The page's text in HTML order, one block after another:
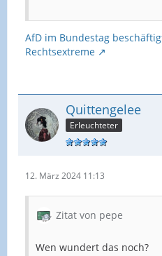
AfD im Bundestag
Rechtsextreme
Quittengelee
Erleuchteter
12. März 2024 11:13
Zitat von pepe
Wen wundert das noch?